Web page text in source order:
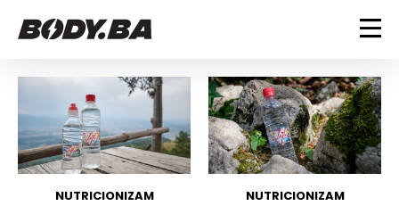
FITNESS
Vježbanje
Mršanje
Discipline
Indoor & Outdoor
BODYBUILDING
Trening i vježbe
Takmičarski bodybuilding
NUTRICIONIZAM NUTRICIONIZAM